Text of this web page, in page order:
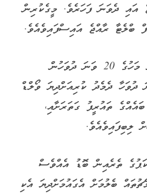
ދެވަނަ ފަހަރެވެ. މީގެކުރިން
ބްލެޓާ ރާއްޖެ އައިސްފައިވެއެވެ.
ގަތަރުގައި މިދިޔަ ނޮވެމްބަރު މަހުގެ 20 ވަނަ ދުވަހުން
މި މަހުގެ 18 ވަނަ ދުވަހާ ދެމެދު ކުރިއަށްދިޔަ ވޯލްޑް
ތައުރީފު ގަތަރަށާއި،
ލިބިފައިވެއެވެ.
ތެރެއިން ބޮޑު އެއްވެސް
ބެލުމަށް އެގައުމަށްދިޔަ އެކި